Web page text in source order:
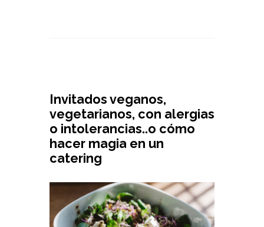
Invitados veganos,
vegetarianos, con alergias
o intolerancias..o cómo
hacer magia en un
catering